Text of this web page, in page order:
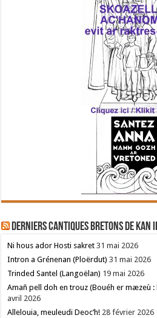
Derniers cantiques bretons de Kan
Ni hous ador Hosti sakret 31 mai 2026
Intron a Grénenan (Ploërdut) 31 mai 2026
Trinded Santel (Langoëlan) 19 mai 2026
Amañ pell doh en trouz (Bouéh er mæzeù :
avril 2026
Allelouia, meuleudi Deoc’h! 28 février 2026